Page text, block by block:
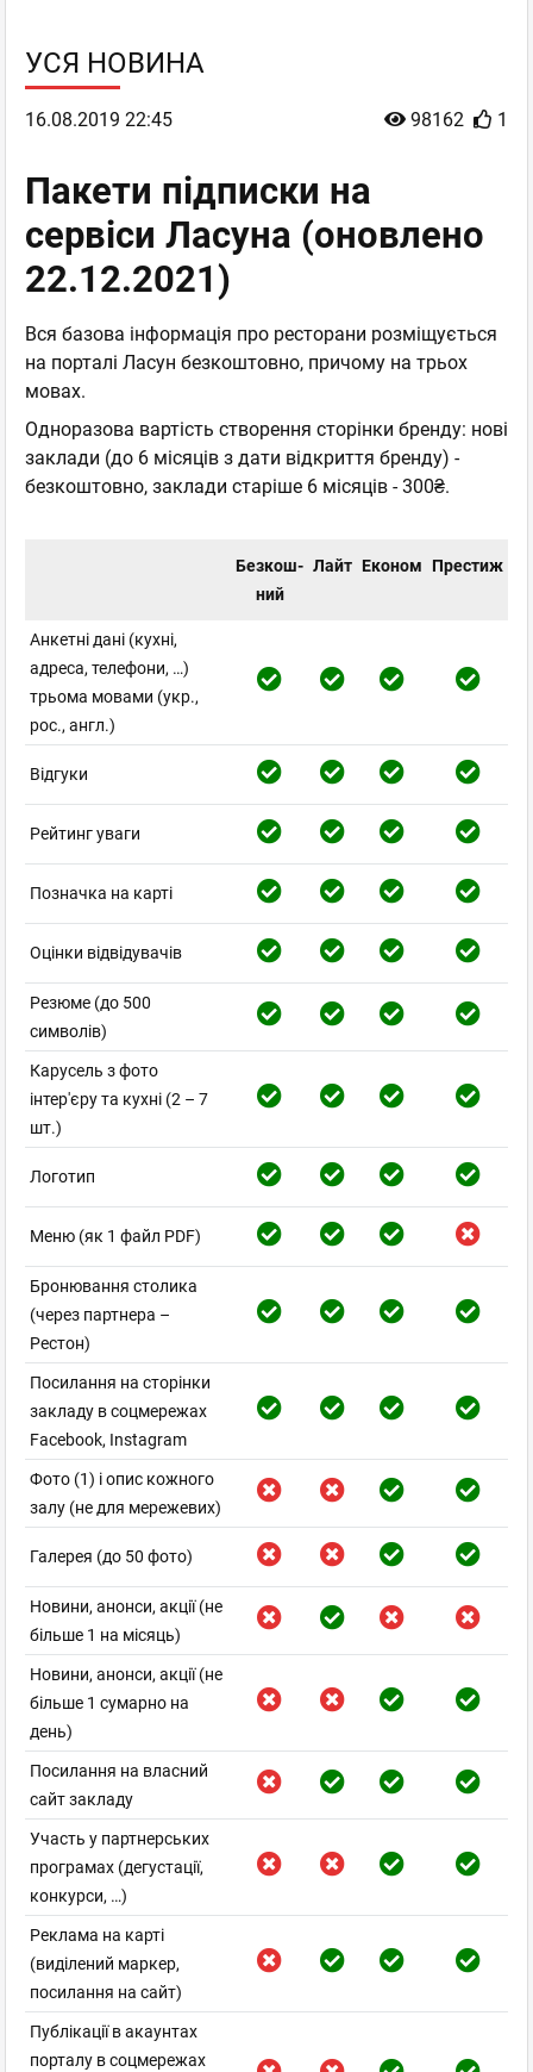
УСЯ НОВИНА
98162 1
16.08.2019 22:45
Пакети підписки на
сервіси Ласуна (оновлено
22.12.2021)
Вся базова інформація про ресторани розміщується
на порталі Ласун безкоштовно, причому на трьох
мовах.
Одноразова вартість створення сторінки бренду: нові
заклади (до 6 місяців з дати відкриття бренду) -
безкоштовно, заклади старіше 6 місяців - 300₴.
Безкош-
ний
Лайт Економ Престиж
Анкетні дані (кухні,
адреса, телефони, …)
трьома мовами (укр.,
рос., англ.)
Відгуки
Рейтинг уваги
Позначка на карті
Оцінки відвідувачів
Резюме (до 500
символів)
Карусель з фото
інтер'єру та кухні (2 – 7
шт.)
Логотип
Меню (як 1 файл PDF)
Бронювання столика
(через партнера –
Рестон)
Посилання на сторінки
закладу в соцмережах
Facebook, Instagram
Фото (1) і опис кожного
залу (не для мережевих)
Галерея (до 50 фото)
Новини, анонси, акції (не
більше 1 на місяць)
Новини, анонси, акції (не
більше 1 сумарно на
день)
Посилання на власний
сайт закладу
Участь у партнерських
програмах (дегустації,
конкурси, …)
Реклама на карті
(виділений маркер,
посилання на сайт)
Публікації в акаунтах
порталу в соцмережах